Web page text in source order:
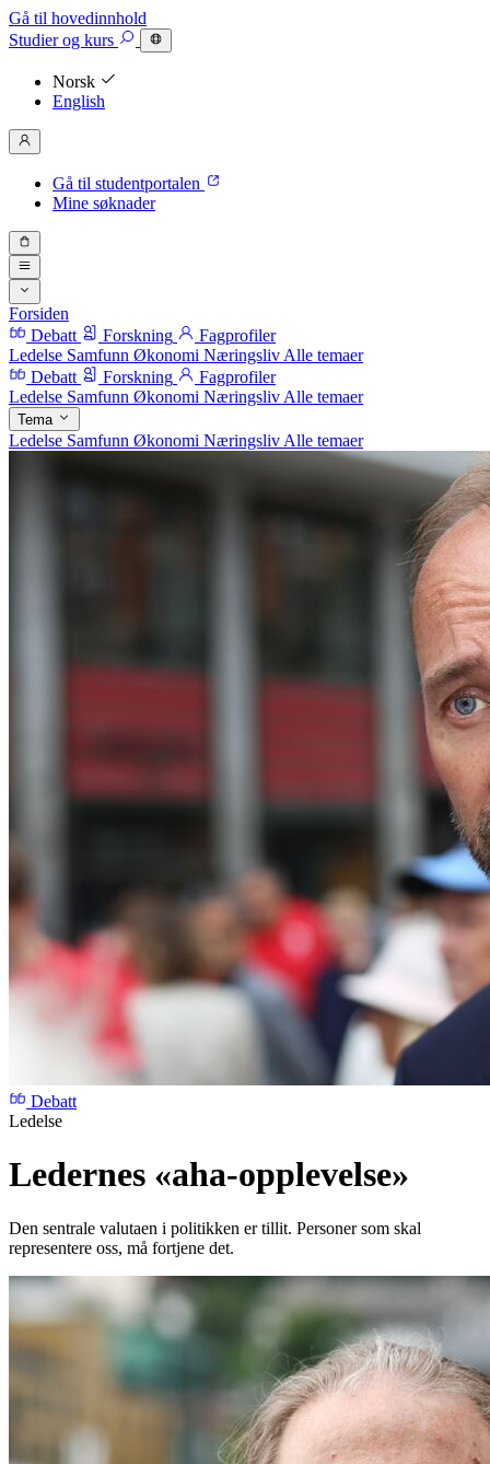
Gå til hovedinnhold
Studierog kurs
Norsk
English
Gå til studentportalen
Mine søknader
Forsiden
Debatt
Forskning
Fagprofiler
Ledelse Samfunn Økonomi Næringsliv Alle temaer
Debatt
Forskning
Fagprofiler
Ledelse Samfunn Økonomi Næringsliv Alle temaer
Tema
Ledelse Samfunn Økonomi Næringsliv Alle temaer
Debatt
Ledelse
Ledernes «aha-opplevelse»
Den sentrale valutaen i politikken er tillit. Personer som skal
representere oss, må fortjene det.